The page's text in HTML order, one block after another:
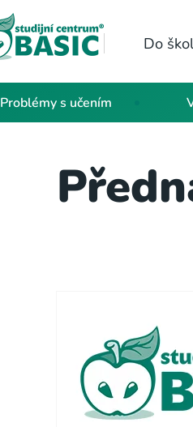
Do
Problémy s učením